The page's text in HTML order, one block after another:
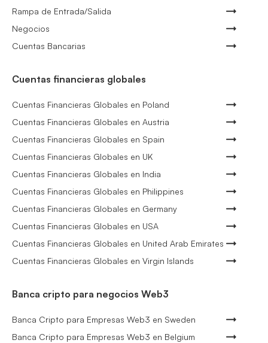
Rampa de Entrada/Salida
Negocios
Cuentas Bancarias
Cuentas financieras globales
Cuentas Financieras Globales en Poland
Cuentas Financieras Globales en Austria
Cuentas Financieras Globales en Spain
Cuentas Financieras Globales en UK
Cuentas Financieras Globales en India
Cuentas Financieras Globales en Philippines
Cuentas Financieras Globales en Germany
Cuentas Financieras Globales en USA
Cuentas Financieras Globales en United Arab Emirates
Cuentas Financieras Globales en Virgin Islands
Banca cripto para negocios Web3
Banca Cripto para Empresas Web3 en Sweden
Banca Cripto para Empresas Web3 en Belgium